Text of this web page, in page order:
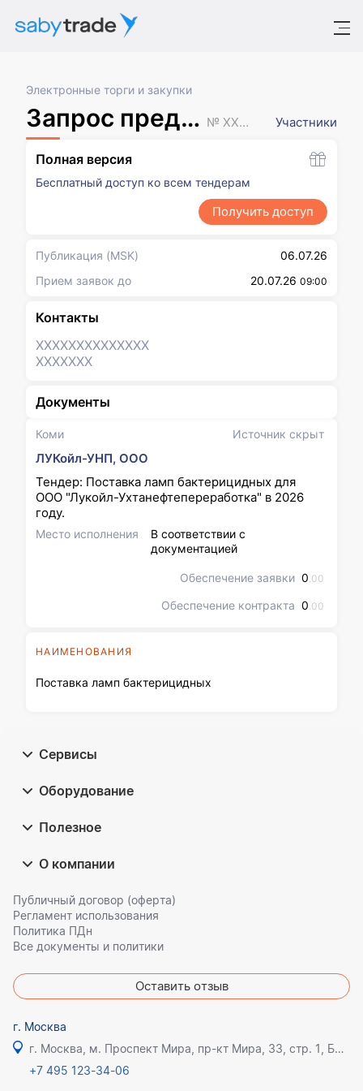
Электронные торги и закупки
Запрос предложений № XXXXXXX Участники
Коми Источник скрыт
ЛУКойл-УНП, ООО
Тендер: Поставка ламп бактерицидных для
ООО "Лукойл-Ухтанефтепереработка" в 2026
году.
Место исполнения
В соответствии с
документацией
Обеспечение заявки 0.00
Обеспечение контракта 0.00
НАИМЕНОВАНИЯ
Поставка ламп бактерицидных
Полная версия
Бесплатный доступ ко всем тендерам
Получить доступ
Публикация (MSK)
06.07.26
Прием заявок до
20.07.26 09:00
Контакты
XXXXXXXXXXXXXX
XXXXXXX
Документы
Сервисы
Оборудование
Полезное
О компании
Публичный договор (оферта)
Регламент использования
Политика ПДн
Все документы и политики
Оставить отзыв
г. Москва
г. Москва, м. Проспект Мира, пр-кт Мира, 33, стр. 1, БЦ Олимпик плаза
+7 495 123-34-06